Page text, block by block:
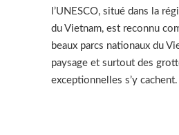
l’UNESCO, situé dans la
du Vietnam, est reconnu
beaux parcs nationaux du
paysage et surtout des
exceptionnelles s’y cachent.